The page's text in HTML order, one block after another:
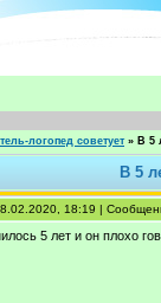
логопед советует » В 5
В 5
18:19 |
5 лет и он плохо